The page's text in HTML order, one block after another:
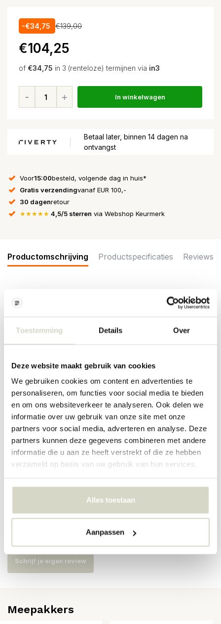
Toestemming Details Over
Deze website maakt gebruik van cookies
We gebruiken cookies om content en advertenties te
personaliseren, om functies voor social media te bieden
en om ons websiteverkeer te analyseren. Ook delen we
informatie over uw gebruik van onze site met onze
partners voor social media, adverteren en analyse. Deze
partners kunnen deze gegevens combineren met andere
informatie die u aan ze heeft verstrekt of die ze hebben
verzameld op basis van uw gebruik van hun services.
Alles toestaan
Aanpassen
-€34,75 €139,00
€104,25
of €34,75 in 3 (renteloze) termijnen via in3
In winkelwagen
Betaal later, binnen 14 dagen na
ontvangst
Voor15:00besteld, volgende dag in huis*
Gratis verzendingvanaf EUR 100,-
30 dagenretour
★★★★★ 4,5/5 sterren via Webshop Keurmerk
Productomschrijving Productspecificaties Reviews
De House Doctor Sate kapstok heeft een minimalistisch design.
Met 3 haken en een plank is er genoeg ruimte voor jassen,
Afmeting: breedte 35 x hoogte 13 x diepte 28cm
Materiaal: mangohout, ijzer
Overige: per item kunnen er verschillen zijn in afwerking en kleur.
Maximaal 5kg aan de kapstok hangen. Reinigen met een droge
doek.
PRODUCTSPECIFICATIES
Artikelnummer 203801040
SKU 203801040
Reviews
Er zijn nog geen reviews geschreven over dit product..
Schrijf je eigen review
Meepakkers